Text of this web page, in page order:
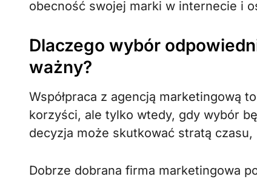
obecność swojej marki w internecie i
Dlaczego wybór
ważny?
Współpraca z agencją marketingową
korzyści, ale tylko wtedy, gdy wybór
decyzja może skutkować stratą
Dobrze dobrana firma marketingowa